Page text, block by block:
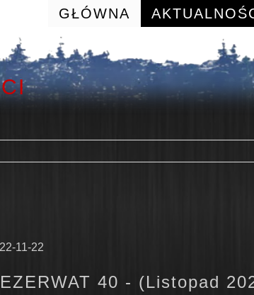
GŁÓWNA
11-22
40 - (Listopad